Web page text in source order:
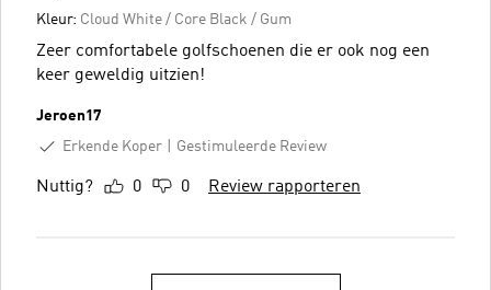
Kleur: Cloud White / Core Black / Gum
Zeer comfortabele golfschoenen die er ook nog een
keer geweldig uitzien!
Jeroen17
Erkende Koper
Gestimuleerde Review
Nuttig? 0 0 Review rapporteren